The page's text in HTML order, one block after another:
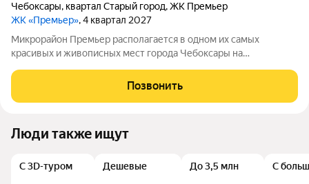
Чебоксары, квартал Старый город,ЖК Премьер
ЖК «Премьер», 4 квартал 2027
Микрорайон Премьер располагается в одном их самых
красивых и живописных мест города Чебоксары на
тот факт, что МКР Премьер находится не на шумной улице с
оживленным движением, а в уютном тихом
Позвонить
Люди также ищут
С 3D-туром Дешевые До 3,5 млн С